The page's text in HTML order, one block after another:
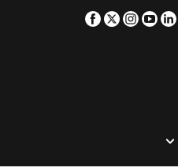
Facebook
Twitter